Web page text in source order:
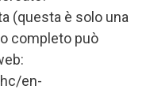
(questa è solo una
completo può
en-